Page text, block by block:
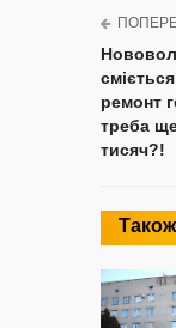
ремонт
треба
тисяч?!